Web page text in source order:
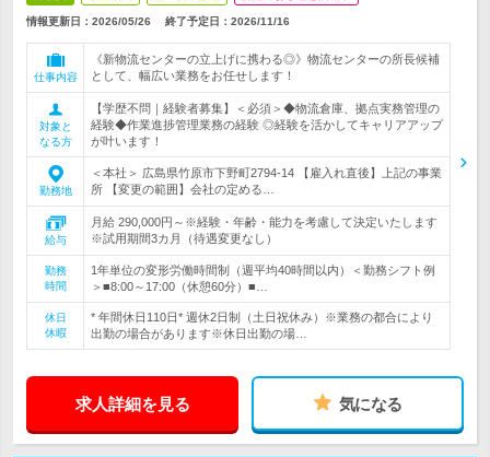
情報更新日：2026/05/26 終了予定日： 2026/11/16
仕事内容
《新物流センターの立上げに携わる◎》物流センターの所長候補
として、幅広い業務をお任せします！
対象と
なる方
【学歴不問｜経験者募集】＜必須＞◆物流倉庫、拠点実務管理の
経験◆作業進捗管理業務の経験 ◎経験を活かしてキャリアアップ
が叶います！
勤務地
＜本社＞ 広島県竹原市下野町2794-14 【雇入れ直後】上記の事業
所 【変更の範囲】会社の定める…
給与
月給 290,000円～※経験・年齢・能力を考慮して決定いたします
※試用期間3カ月（待遇変更なし）
勤務
時間
1年単位の変形労働時間制（週平均40時間以内）＜勤務シフト例
＞■8:00～17:00（休憩60分）■…
休日
休暇
* 年間休日110日* 週休2日制（土日祝休み）※業務の都合により
出勤の場合があります※休日出勤の場…
求人詳細を見る 気になる